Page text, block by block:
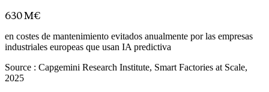
630 M€
en costes de mantenimiento evitados anualmente por las empresas
industriales europeas que usan IA predictiva
Source : Capgemini Research Institute, Smart Factories at Scale,
2025